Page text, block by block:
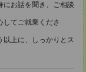
にお話を聞き、ご相談
してご就業くださ
以上に、しっかりとス